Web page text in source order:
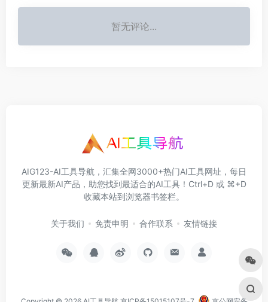
暂无评论...
AIG123-AI工具导航，汇集全网3000+热门AI工具网址，每日
更新最新AI产品，助您找到最适合的AI工具！Ctrl+D 或 ⌘+D
收藏本站到浏览器书签栏。
关于我们 免责申明 合作联系 友情链接